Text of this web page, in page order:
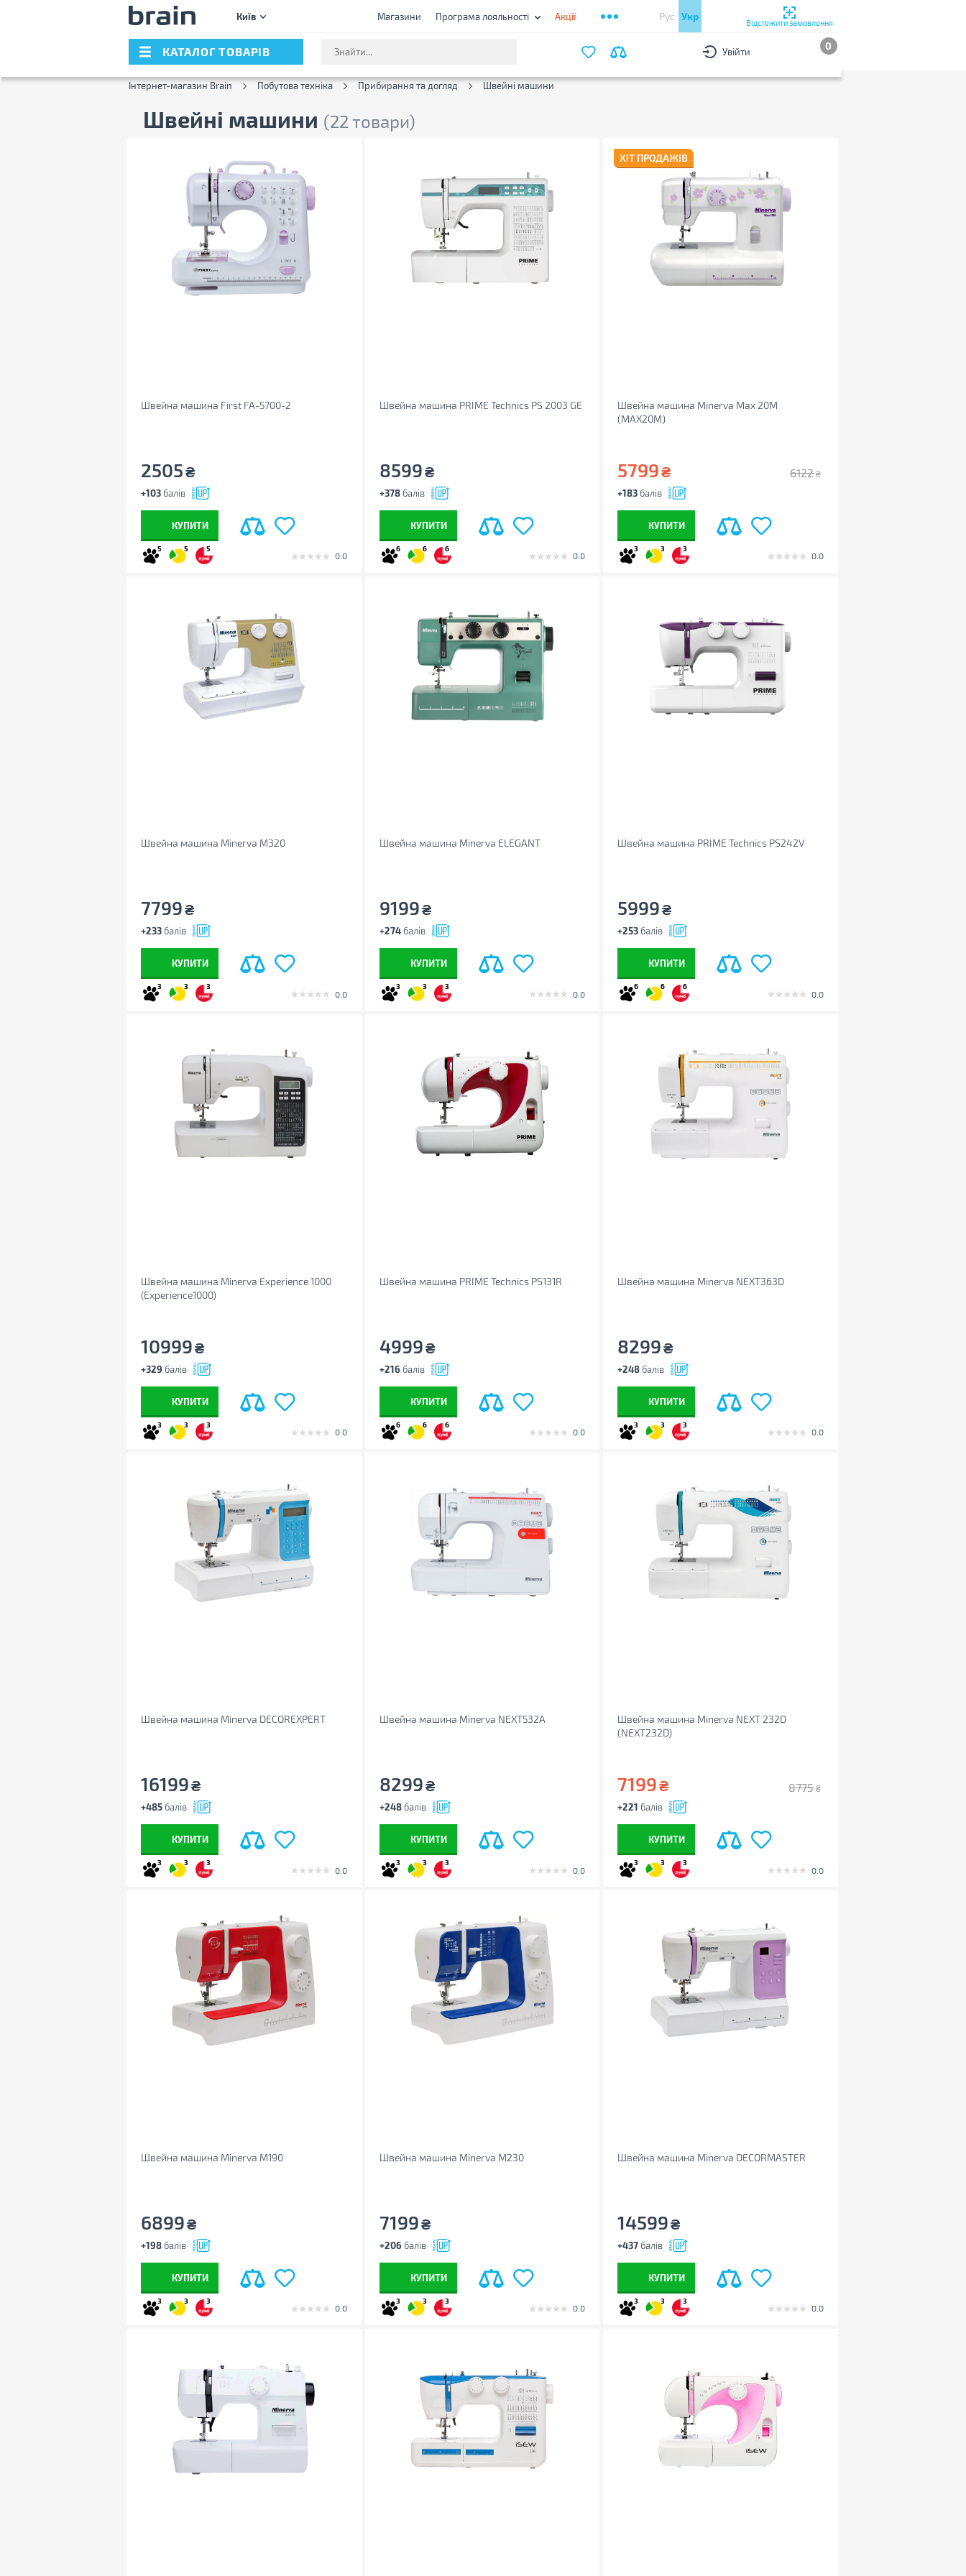
Київ Магазини Програма лояльності Акції Рус Укр
Відстежити замовлення
КАТАЛОГ ТОВАРІВ Увійти 0
Інтернет-магазин Brain Побутова техніка Прибирання та догляд Швейні машини
Швейні машини (22 товари)
ФІЛЬТРИ За популярністю
Швейна машина First FA-5700-2
2505₴
+103 балів
КУПИТИ
5 5 5
0.0
Швейна машина PRIME Technics PS 2003 GE
8599₴
+378балів
КУПИТИ
6 6 6
0.0
ХІТ ПРОДАЖІВ
Швейна машина Minerva Max 20M
(MAX20M)
5799₴ 6122 ₴
+183 балів
КУПИТИ
3 3 3
0.0
Швейна машина Minerva M320
7799₴
+233 балів
КУПИТИ
3 3 3
0.0
Швейна машина Minerva ELEGANT
9199₴
+274балів
КУПИТИ
3 3 3
0.0
Швейна машина PRIME Technics PS242V
5999₴
+253 балів
КУПИТИ
6 6 6
0.0
Швейна машина Minerva Experience 1000
(Experience1000)
10999₴
+329 балів
КУПИТИ
3 3 3
0.0
Швейна машина PRIME Technics PS131R
4999₴
+216 балів
КУПИТИ
6 6 6
0.0
Швейна машина Minerva NEXT363D
8299₴
+248 балів
КУПИТИ
3 3 3
0.0
Швейна машина Minerva DECOREXPERT
16199₴
+485 балів
КУПИТИ
3 3 3
0.0
Швейна машина Minerva NEXT532A
8299₴
+248балів
КУПИТИ
3 3 3
0.0
Швейна машина Minerva NEXT 232D
(NEXT232D)
7199₴ 8775 ₴
+221 балів
КУПИТИ
3 3 3
0.0
Швейна машина Minerva M190
6899₴
+198 балів
КУПИТИ
3 3 3
0.0
Швейна машина Minerva M230
7199₴
+206 балів
КУПИТИ
3 3 3
0.0
Швейна машина Minerva DECORMASTER
14599₴
+437 балів
КУПИТИ
3 3 3
0.0